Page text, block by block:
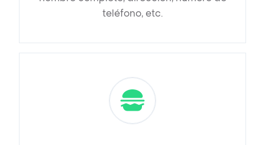
teléfono, etc.